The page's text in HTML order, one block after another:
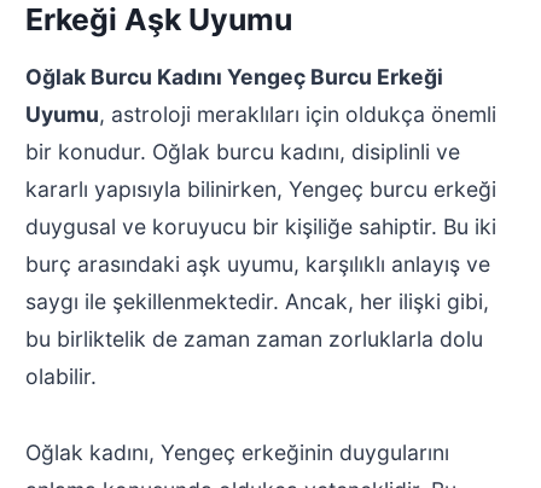
Erkeği Aşk Uyumu
Oğlak Burcu Kadını Yengeç Burcu Erkeği
Uyumu, astroloji meraklıları için oldukça önemli
bir konudur. Oğlak burcu kadını, disiplinli ve
kararlı yapısıyla bilinirken, Yengeç burcu erkeği
duygusal ve koruyucu bir kişiliğe sahiptir. Bu iki
burç arasındaki aşk uyumu, karşılıklı anlayış ve
saygı ile şekillenmektedir. Ancak, her ilişki gibi,
bu birliktelik de zaman zaman zorluklarla dolu
olabilir.
Oğlak kadını, Yengeç erkeğinin duygularını